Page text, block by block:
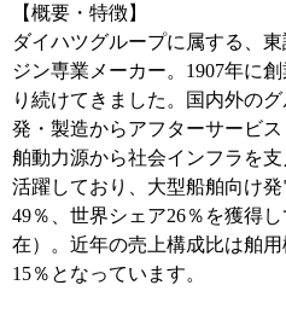
【概要・特徴】
ダイハツグループに属する、
ジン専業メーカー。1907年に
り続けてきました。国内外の
発・製造からアフターサービ
舶動力源から社会インフラを
活躍しており、大型船舶向け
49％、世界シェア26％を獲得
在）。近年の売上構成比は舶
15％となっています。